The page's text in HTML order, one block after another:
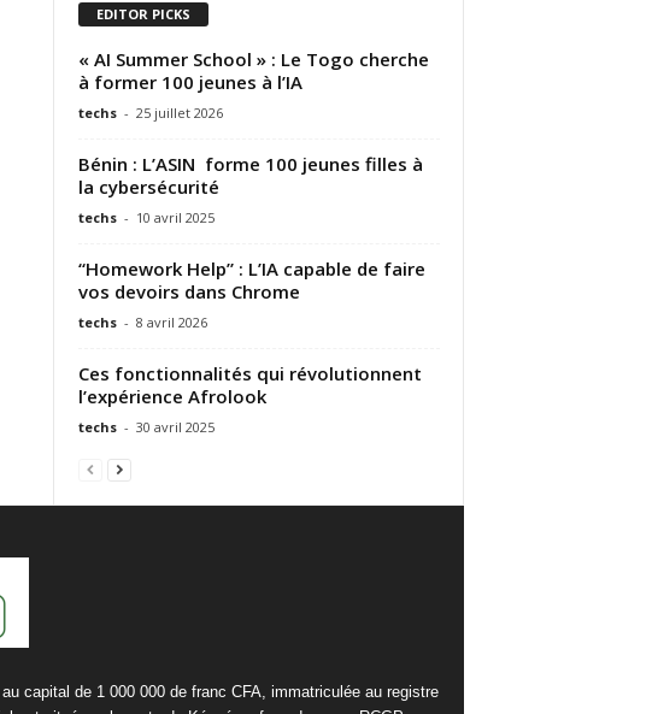
EDITOR PICKS
« AI Summer School » : Le Togo cherche
à former 100 jeunes à l’IA
techs - 25 juillet 2026
Bénin : L’ASIN forme 100 jeunes filles à
la cybersécurité
techs - 10 avril 2025
“Homework Help” : L’IA capable de faire
vos devoirs dans Chrome
techs - 8 avril 2026
Ces fonctionnalités qui révolutionnent
l’expérience Afrolook
techs - 30 avril 2025
capital de 1 000 000 de franc CFA, immatriculée au registre